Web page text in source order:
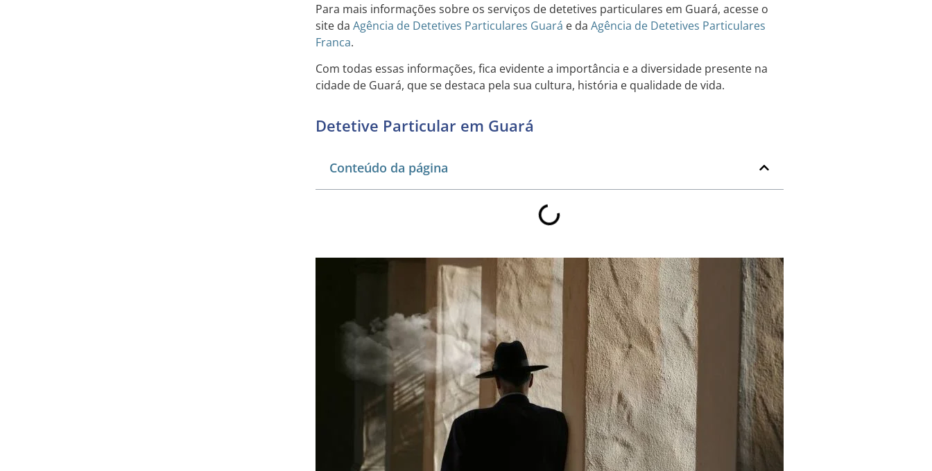
Para mais informações sobre os serviços de detetives particulares em Guará, acesse o
site da Agência de Detetives Particulares Guará e da Agência de Detetives Particulares
Franca.
Com todas essas informações, fica evidente a importância e a diversidade presente na
cidade de Guará, que se destaca pela sua cultura, história e qualidade de vida.
Detetive Particular em Guará
Conteúdo da página